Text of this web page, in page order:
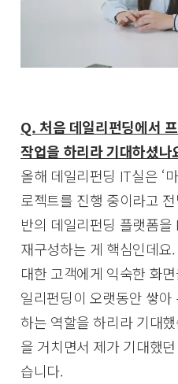
Q. 처음 데일리펀딩에서
작업을 하리라 기대하셨나
올해 데일리펀딩 IT실은 ‘
로젝트를 진행 중이라고
반의 데일리펀딩 플랫폼
재구성하는 게 핵심인데
대한 고객에게 익숙한 화
일리펀딩이 오랫동안 쌓
하는 역할을 하리라 기대
을 거치면서 제가 기대했
습니다.